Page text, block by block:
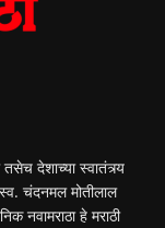
तसेच देशाच्या स्वातंत्र्य
चंदनमल मोतीलाल
नवामराठा हे मराठी